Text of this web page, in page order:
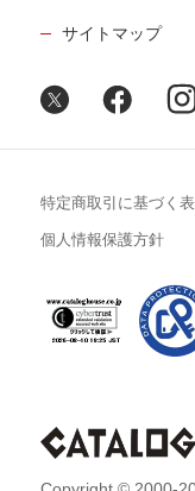
サイトマップ
特定商取引に基づく
個人情報保護方針